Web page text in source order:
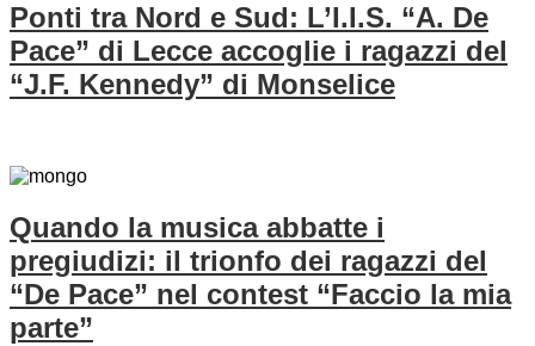
Ponti tra Nord e Sud: L’I.I.S. “A. De
Pace” di Lecce accoglie i ragazzi del
“J.F. Kennedy” di Monselice
Quando la musica abbatte i
pregiudizi: il trionfo dei ragazzi del
“De Pace” nel contest “Faccio la mia
parte”